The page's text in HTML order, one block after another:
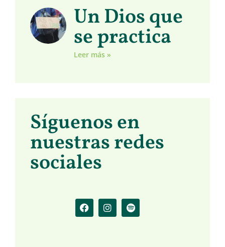
Un Dios que
se practica
Leer más »
Síguenos en
nuestras redes
sociales